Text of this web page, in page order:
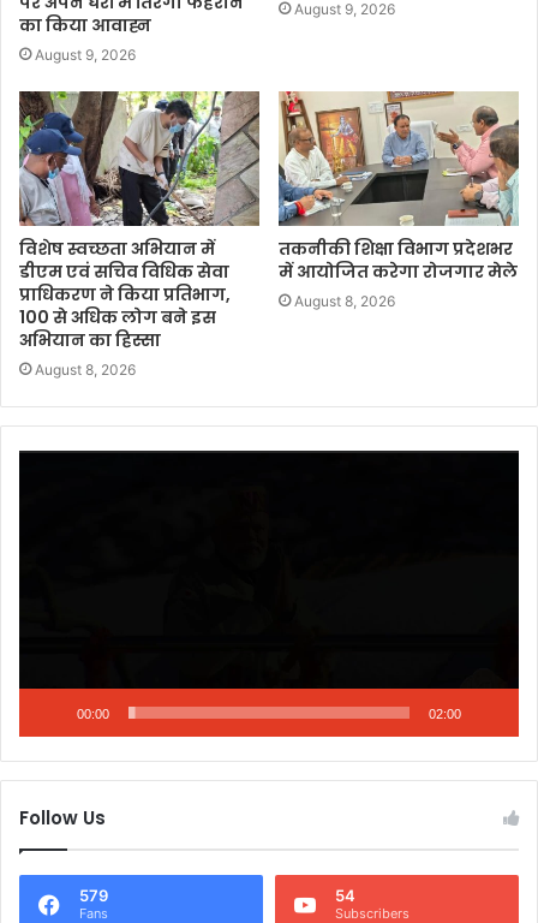
का किया आवाह्न
August 9, 2026
August 9, 2026
विशेष स्वच्छता अभियान में
डीएम एवं सचिव विधिक सेवा
प्राधिकरण ने किया प्रतिभाग,
100 से अधिक लोग बने इस
अभियान का हिस्सा
August 8, 2026
तकनीकी शिक्षा विभाग प्रदेशभर
में आयोजित करेगा रोजगार मेले
August 8, 2026
00:00 02:00
Follow Us
579
Fans
54
Subscribers